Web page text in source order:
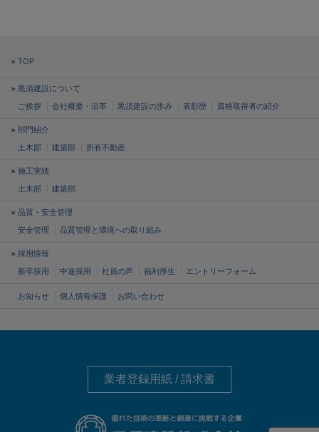
TOP
黒須建設について
ご挨拶 会社概要・沿革 黒須建設の歩み 表彰歴 資格取得者の紹介
部門紹介
土木部 建築部 所有不動産
施工実績
土木部 建築部
品質・安全管理
安全管理 品質管理と環境への取り組み
採用情報
新卒採用 中途採用 社員の声 福利厚生 エントリーフォーム
お知らせ 個人情報保護 お問い合わせ
業者登録用紙 / 請求書